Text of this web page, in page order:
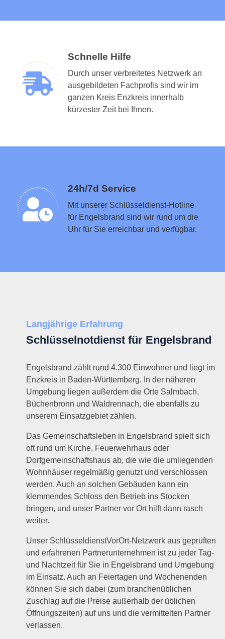
Schnelle Hilfe
Durch unser verbreitetes Netzwerk an
ausgebildeten Fachprofis sind wir im
ganzen Kreis Enzkreis innerhalb
kürzester Zeit bei Ihnen.
24h/7d Service
Mit unserer Schlüsseldienst-Hotline
für Engelsbrand sind wir rund um die
Uhr für Sie erreichbar und verfügbar.
Schlüsseldienst in der Nähe vermitteln
Langjährige Erfahrung
Schlüsselnotdienst für Engelsbrand
Engelsbrand zählt rund 4.300 Einwohner und liegt im
Enzkreis in Baden-Württemberg. In der näheren
Umgebung liegen außerdem die Orte Salmbach,
Büchenbronn und Waldrennach, die ebenfalls zu
unserem Einsatzgebiet zählen.
Das Gemeinschaftsleben in Engelsbrand spielt sich
oft rund um Kirche, Feuerwehrhaus oder
Dorfgemeinschaftshaus ab, die wie die umliegenden
Wohnhäuser regelmäßig genutzt und verschlossen
werden. Auch an solchen Gebäuden kann ein
klemmendes Schloss den Betrieb ins Stocken
bringen, und unser Partner vor Ort hilft dann rasch
weiter.
Unser SchlüsseldienstVorOrt-Netzwerk aus geprüften
und erfahrenen Partnerunternehmen ist zu jeder Tag-
und Nachtzeit für Sie in Engelsbrand und Umgebung
im Einsatz. Auch an Feiertagen und Wochenenden
können Sie sich dabei (zum branchenüblichen
Zuschlag auf die Preise außerhalb der üblichen
Öffnungszeiten) auf uns und die vermittelten Partner
verlassen.